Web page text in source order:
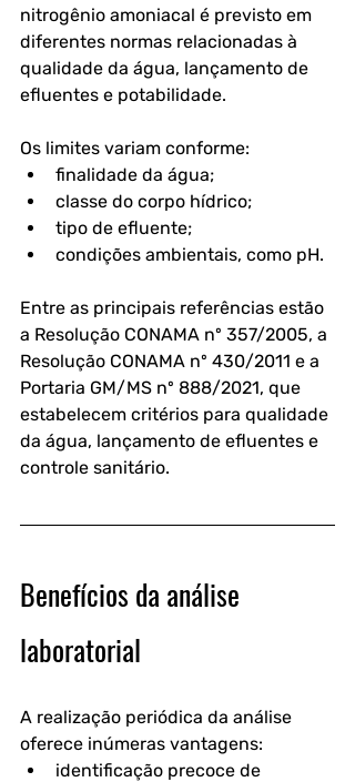
nitrogênio amoniacal é previsto em
diferentes normas relacionadas à
qualidade da água, lançamento de
efluentes e potabilidade.
Os limites variam conforme:
finalidade da água;
classe do corpo hídrico;
tipo de efluente;
condições ambientais, como pH.
Entre as principais referências estão
a Resolução CONAMA nº 357/2005, a
Resolução CONAMA nº 430/2011 e a
Portaria GM/MS nº 888/2021, que
estabelecem critérios para qualidade
da água, lançamento de efluentes e
controle sanitário.
Benefícios da análise
laboratorial
A realização periódica da análise
oferece inúmeras vantagens:
identificação precoce de